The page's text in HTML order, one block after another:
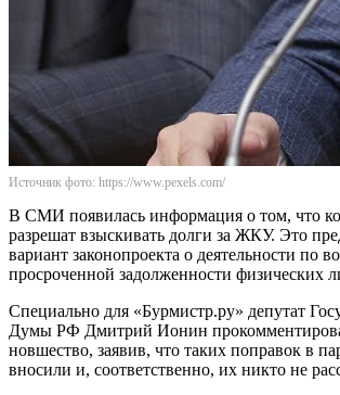
Источник фото: https://www.pexels.com/
В СМИ появилась информация о том, что
разрешат взыскивать долги за ЖКУ. Это
вариант законопроекта о деятельности по
просроченной задолженности физических
Специально для «Бурмистр.ру» депутат
Думы РФ Дмитрий Ионин
новшество, заявив, что таких поправок в
вносили и, соответственно, их никто не